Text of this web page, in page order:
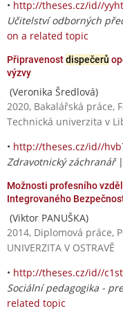
• http://theses.cz/id//
Učitelství odborných
on a related topic
Připravenostdispečerů
výzvy
(Veronika Šredlová)
2020, Bakalářská práce,
Technická univerzita v
• http://theses.cz/id//
Zdravotnický záchranář|
Možnosti profesního
Integrovaného
(Viktor PANUŠKA)
2014, Diplomová práce,
UNIVERZITA V OSTRAVĚ
• http://theses.cz/id//
Sociální pedagogika -
related topic